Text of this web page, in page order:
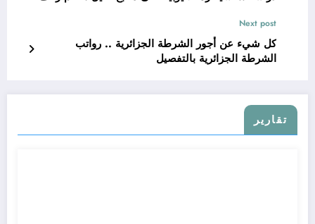
Next post
كل شيء عن أجور الشرطة الجزائرية .. رواتب
الشرطة الجزائرية بالتفصيل
تقارير